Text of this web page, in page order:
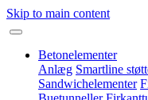
Skip to main content
Betonelementer
Anlæg Smartline
Sandwichelementer